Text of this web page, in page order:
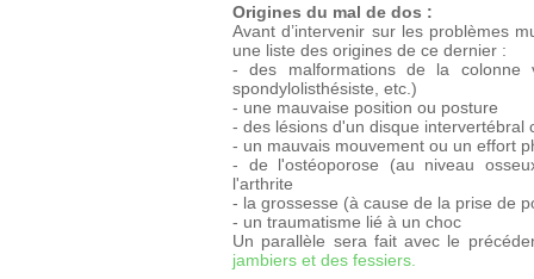
Origines du mal de dos :
Avant d’intervenir sur les problèmes
une liste des origines de ce dernier :
- des malformations de la colonne
spondylolisthésiste, etc.)
- une mauvaise position ou posture
- des lésions d'un disque intervertébral
- un mauvais mouvement ou un effort
- de l'ostéoporose (au niveau
l'arthrite
- la grossesse (à cause de la prise de
- un traumatisme lié à un choc
Un parallèle sera fait avec le
jambiers et des fessiers.